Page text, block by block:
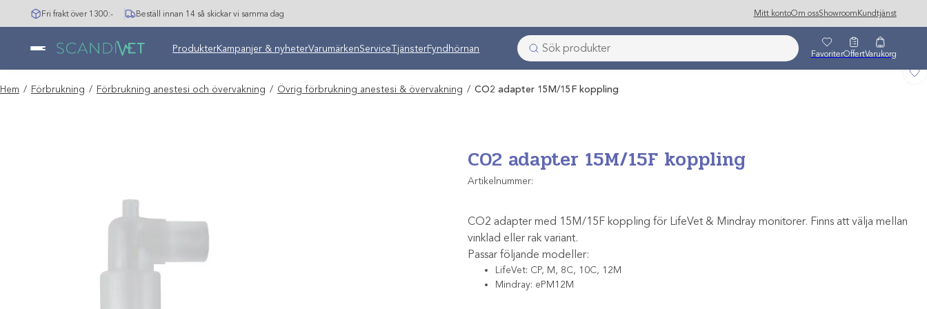
Hoppa
till
Fri frakt över 1300:- Beställ innan 14 så skickar vi samma dag Mitt kontoOm ossShowroom Kundtjänst
Undermeny stängd: Varumärken
ProdukterKampanjer & nyheterVarumärkenServiceTjänsterFyndhörnan FavoriterOffertVarukorg
Hem / Förbrukning / Förbrukning anestesi och övervakning / Övrig förbrukning anestesi & övervakning / CO2 adapter 15M/15F koppling
CO2 adapter 15M/15F koppling
Artikelnummer:
CO2 adapter med 15M/15F koppling för LifeVet & Mindray monitorer. Finns att välja mellan
vinklad eller rak variant.
Passar följande modeller:
LifeVet: CP, M, 8C, 10C, 12M
Mindray: ePM12M